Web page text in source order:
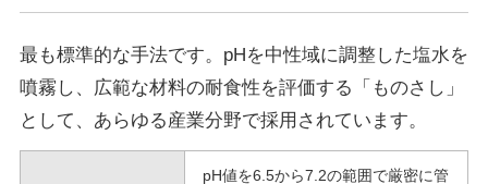
最も標準的な手法です。pHを中性域に調整した塩水を
噴霧し、広範な材料の耐食性を評価する「ものさし」
として、あらゆる産業分野で採用されています。
pH値を6.5から7.2の範囲で厳密に管